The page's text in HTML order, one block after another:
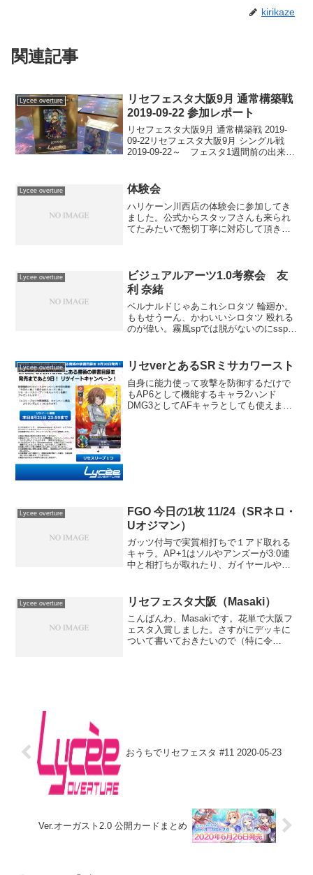
kirikaze
関連記事
Lycee overture
リセフェスタ大阪9月 通常構築戦
2019-09-22 参加レポート
リセフェスタ大阪9月 通常構築戦 2019-
09-22リセフェスタ大阪9月 シングル戦
2019-09-22～ フェスタ1週間前の出来
ﾘｯ 日単すら越えられるんだ...
Lycee overture 体験会
ハリケーン川西店の体験会に参加してき
ました。公式からスタッフさんも来られ
てたみたいで懇切丁寧に対応して頂きま
がありますが、ここも...
Lycee overture
ビジュアルアーツ1.0考察会 友
利 奈緒
ベルナルドじゃあこれシロタツ 輪廻か。
ももせうーん、かわいいシロタツ 殴れる
のが偉い。霧風spでは脱がないのにsspで
強くないことを改めて実感できましたシ
ロタツ 草霧...
Lycee overture リセverとあるSRミサカワースト
自身に能力使って攻撃を防御するだけで
もAP6として機能するキャラ2ハンド
DMG3としてAFキャラとしても使えます
Lycee overture
FGO 今日の1枚 11/24（SRネロ・
Uオジマン）
ガッツ付与で実質相打ちで１アド取れる
キャラ。AP+1はソルやアンズーが3:0連
中と相打ちが取れたり、ガイヤールやカ
が強そうです。ヘルモーズも笹瀬川佐々
美以外にも相方が...
Lycee overture リセフェスタ大阪（Masaki）
こんばんわ、Masakiです。花単で大阪フ
ェスタ入賞しました。さすがにデッキに
ついて書いておきたいので（特に令
おうちでリセフェスタ #11 2020-05-23
Ver.オーガスト2.0 公開カードまとめ